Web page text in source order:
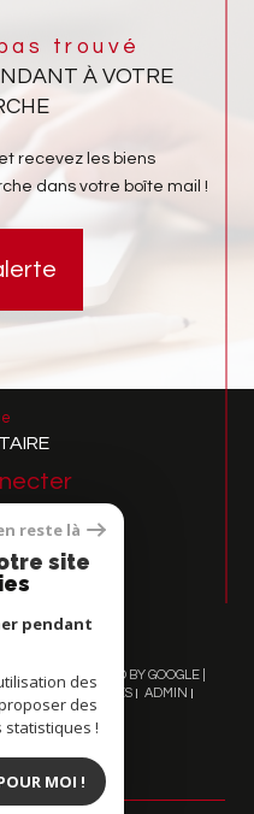
trouvé
À VOTRE
recevez les biens
dans votre boîte mail !
POWERED BY GOOGLE |
MENTIONS LÉGALES
ADMIN
RGPD COOKIES
reste là
site
pendant
des
des
!
MOI !